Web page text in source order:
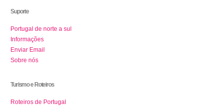
Suporte
Portugal de norte a sul
Informações
Enviar Email
Sobre nós
Turismo e Roteiros
Roteiros de Portugal